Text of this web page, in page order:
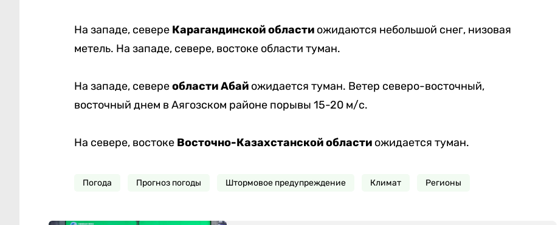
На западе, севере Карагандинской областиожидаются небольшой снег, низовая
метель. На западе, севере, востоке области туман.
На западе, севереобласти Абайожидается туман. Ветер северо-восточный,
восточный днем в Аягозском районе порывы 15-20 м/с.
На севере, востоке Восточно-Казахстанской области ожидается туман.
Погода Прогноз погоды Штормовое предупреждение Климат Регионы